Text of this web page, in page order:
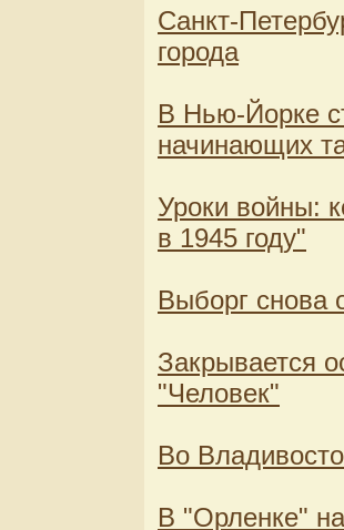
Санкт-
города
В Нью-Йорке
начинающих
Уроки войны:
в 1945 году"
Выборг снова
Закрывается
"Человек"
Во
В "Орленке"